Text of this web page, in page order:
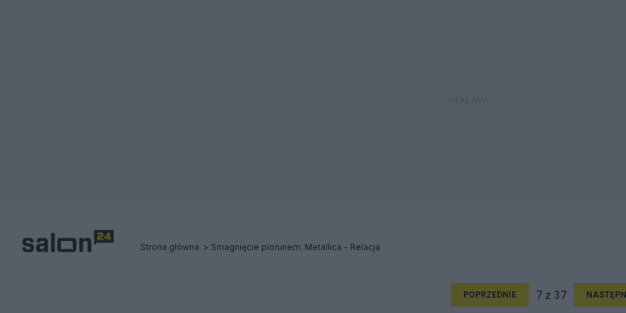
Strona główna Smagnięcie piorunem: Metallica - Relacja
POPRZEDNIE 7 z 37